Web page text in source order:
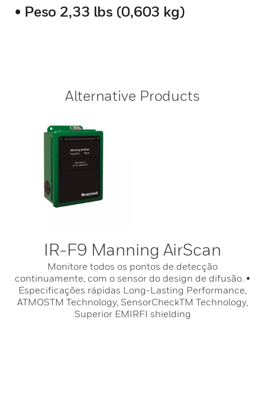
• Peso 2,33 lbs (0,603 kg)
Alternative Products
IR-F9 Manning AirScan
Monitore todos os pontos de detecção
continuamente, com o sensor do design de difusão. •
Especificações rápidas Long-Lasting Performance,
ATMOSTM Technology, SensorCheckTM Technology,
Superior EMIRFI shielding